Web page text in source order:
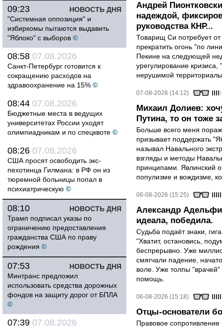
НОВОСТЬ ДНЯ
09:23
"Системная оппозиция" и
избиркомы пытаются выдавить
"Яблоко" с выборов ©
08:58 07.08.2026
Санкт-Петербург готовится к
сокращению расходов на
здравоохранение на 15% ©
08:44 07.08.2026
Бюджетные места в ведущих
университетах России уходят
олимпиадникам и по спецквоте ©
08:26 07.08.2026
США просят освободить экс-
пехотинца Гилмана: в РФ он из
тюремной больницы попал в
психиатрическую ©
НОВОСТЬ ДНЯ
08:10
Трамп подписал указы по
ограничению предоставления
гражданства США по праву
рождения ©
НОВОСТЬ ДНЯ
07:53
Минтранс предложил
использовать средства дорожных
фондов на защиту дорог от БПЛА
©
07:39 07.08.2026
Андрей
надеждой,
руководства КНР...
Товарищ Си потребует
прекратить огонь "по
Пекине на следующей
урегулирование
нерушимой
07-08-2026 (14:12)
Михаил Долиев:
Путина, то он тоже
Больше всего меня
призывает поддержать
называл Навального
взгляды и методы
принципами. Явлинский
популизме и вождизме,
06-08-2026 (15:25)
Александр
идеала, победила.
Судьба подаёт знаки,
"Хватит, остановись,
беспрерывно. Уже
смягчали падение,
воле. Уже толпы
помощь.
06-08-2026 (15:18)
Отцы-основатели
Правовое